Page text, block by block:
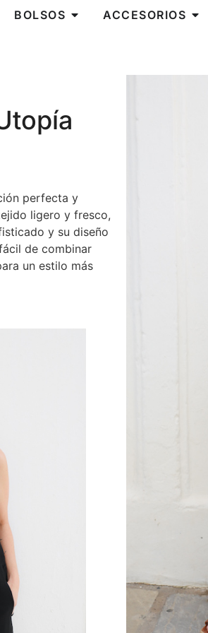
BOLSOS ACCESORIOS
perfecta y
ligero y fresco,
y su diseño
de combinar
un estilo más